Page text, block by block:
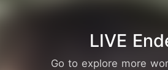
LIVE
Go to explore more